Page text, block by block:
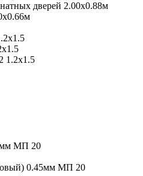
дверей 2.00х0.88м
1.2х1.5
МП 20
0.45мм МП 20